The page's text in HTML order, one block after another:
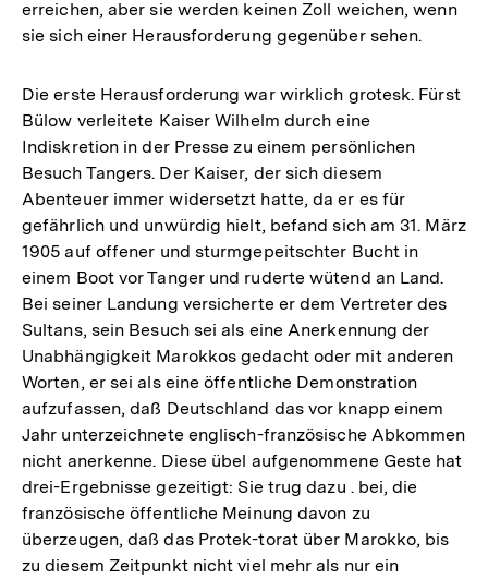
erreichen, aber sie werden keinen Zoll weichen, wenn
sie sich einer Herausforderung gegenüber sehen.
Die erste Herausforderung war wirklich grotesk. Fürst
Bülow verleitete Kaiser Wilhelm durch eine
Indiskretion in der Presse zu einem persönlichen
Besuch Tangers. Der Kaiser, der sich diesem
Abenteuer immer widersetzt hatte, da er es für
gefährlich und unwürdig hielt, befand sich am 31. März
1905 auf offener und sturmgepeitschter Bucht in
einem Boot vor Tanger und ruderte wütend an Land.
Bei seiner Landung versicherte er dem Vertreter des
Sultans, sein Besuch sei als eine Anerkennung der
Unabhängigkeit Marokkos gedacht oder mit anderen
Worten, er sei als eine öffentliche Demonstration
aufzufassen, daß Deutschland das vor knapp einem
Jahr unterzeichnete englisch-französische Abkommen
nicht anerkenne. Diese übel aufgenommene Geste hat
drei-Ergebnisse gezeitigt: Sie trug dazu . bei, die
französische öffentliche Meinung davon zu
überzeugen, daß das Protek-torat über Marokko, bis
zu diesem Zeitpunkt nicht viel mehr als nur ein